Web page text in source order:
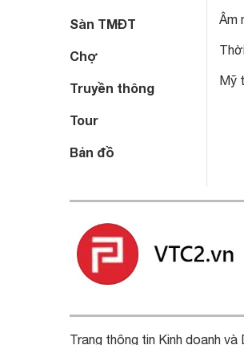
Sàn TMĐT
Chợ
Truyền thông
Tour
Bản đồ
Âm
Mỹ
Trang thông tin Kinh doanh và